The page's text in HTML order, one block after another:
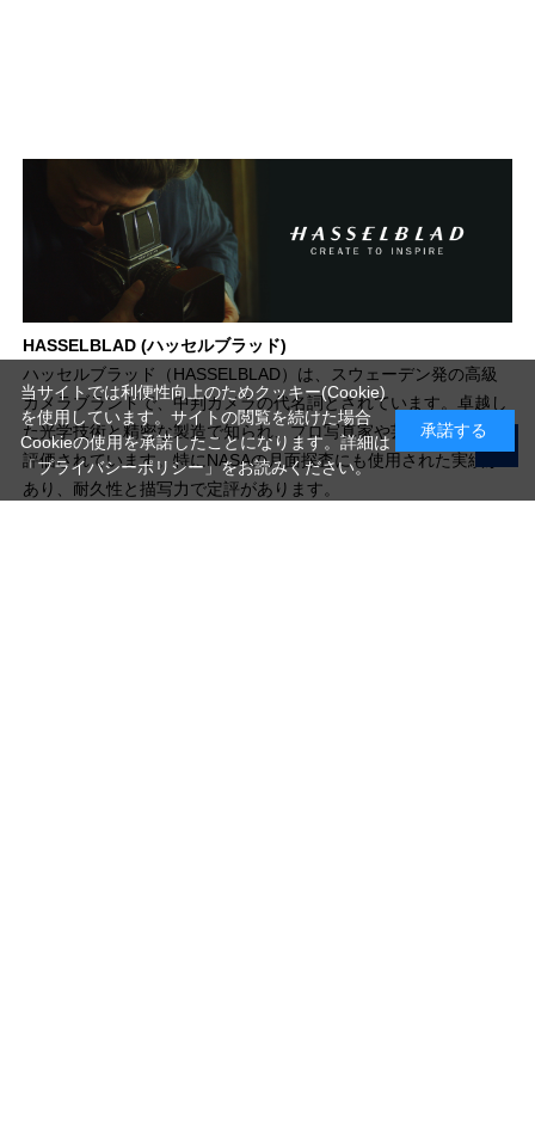
HASSELBLAD (ハッセルブラッド)
ハッセルブラッド（HASSELBLAD）は、スウェーデン発の高級
カメラブランドで、中判カメラの代名詞とされています。卓越し
た光学技術と精密な製造で知られ、プロ写真家や芸術家から高く
評価されています。特にNASAの月面探査にも使用された実績が
あり、耐久性と描写力で定評があります。
当サイトでは利便性向上のためクッキー(Cookie)
を使用しています。サイトの閲覧を続けた場合
Cookieの使用を承諾したことになります。詳細は
「プライバシーポリシー」をお読みください。
承諾する